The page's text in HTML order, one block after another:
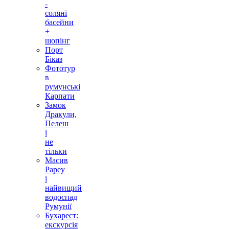
-
соляні
басейни
+
шопінг
Порт
Біказ
Фототур
в
румунські
Карпати
Замок
Дракули,
Пелеш
і
не
тільки
Масив
Рареу
і
найвищий
водоспад
Румунії
Бухарест:
екскурсія